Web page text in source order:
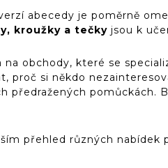
abecedy je poměrně
kroužky a tečky jsou k
na obchody, které se
proč si někdo
předražených pomůckách.
přehled různých nabídek